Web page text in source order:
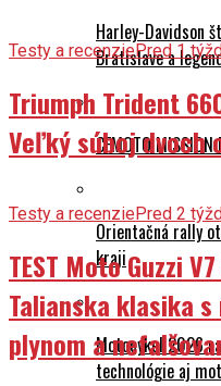
Harley-Davidson
Bratislave a
CFMOTO
Orientačná rally
kraji
Motocykel 2026
technológie aj
Testy a recenziePred 1
Triumph Trident
Veľký súboj dvoch
Testy a recenziePred 2
TEST Moto Guzzi
Talianska klasika
plynom a